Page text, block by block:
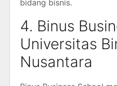
bidang bisnis.
4. Binus
Universitas
Nusantara